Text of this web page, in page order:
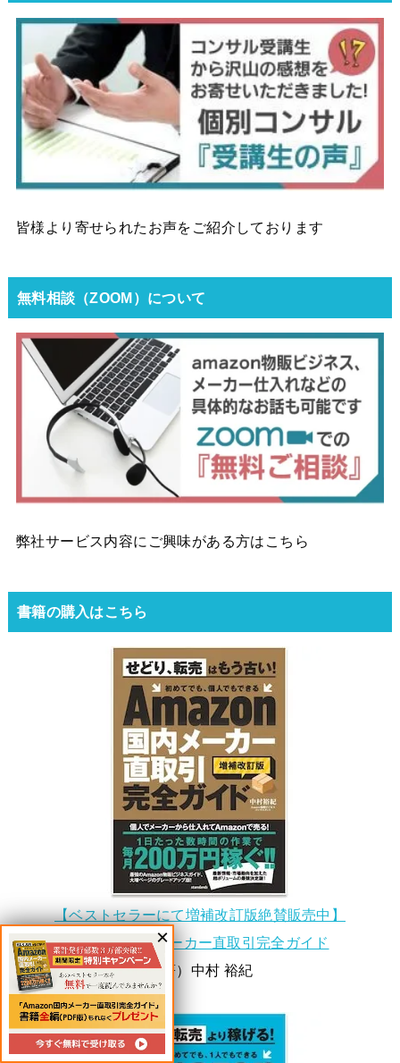
皆様より寄せられたお声をご紹介しております
無料相談（ZOOM）について
弊社サービス内容にご興味がある方はこちら
書籍の購入はこちら
【ベストセラーにて増補改訂版絶賛販売中】
Amazon国内メーカー直取引完全ガイド
（著）中村 裕紀